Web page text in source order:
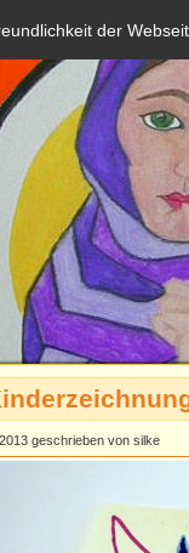
der
geschrieben von silke